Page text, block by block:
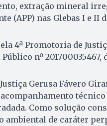
extração mineral
(APP) nas Glebas I e II
4ª Promotoria de
nº 201700035467,
Gerusa Fávero
Como solução
ambiental de caráter